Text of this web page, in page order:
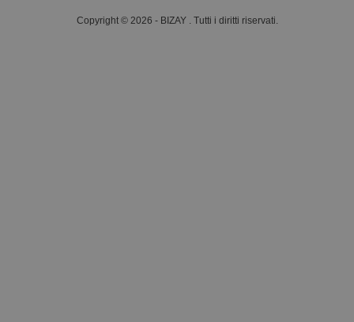
Copyright © 2026 - BIZAY . Tutti i diritti riservati.